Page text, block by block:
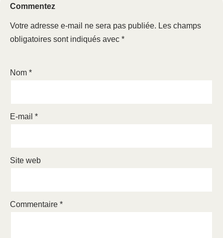
Commentez
Votre adresse e-mail ne sera pas publiée. Les champs
obligatoires sont indiqués avec *
Nom *
E-mail *
Site web
Commentaire *